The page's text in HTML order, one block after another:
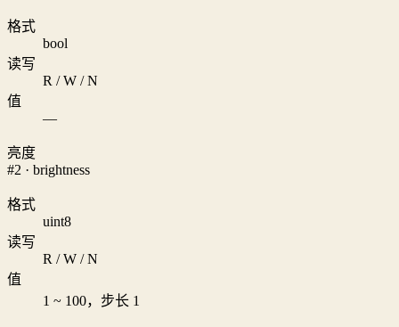
格式
bool
读写
R / W / N
值
—
亮度
#2 · brightness
格式
uint8
读写
R / W / N
值
1 ~ 100，步长 1